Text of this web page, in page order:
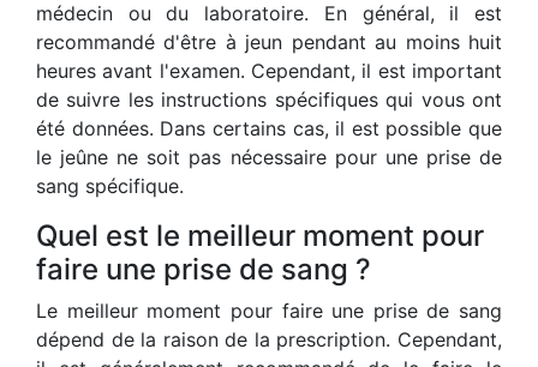
médecin ou du laboratoire. En général, il est
recommandé d'être à jeun pendant au moins huit
heures avant l'examen. Cependant, il est important
de suivre les instructions spécifiques qui vous ont
été données. Dans certains cas, il est possible que
le jeûne ne soit pas nécessaire pour une prise de
sang spécifique.
Quel est le meilleur moment pour
faire une prise de sang ?
Le meilleur moment pour faire une prise de sang
dépend de la raison de la prescription. Cependant,